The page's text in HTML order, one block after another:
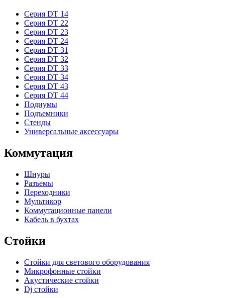
Серия DT 14
Серия DT 22
Серия DT 23
Серия DT 24
Серия DT 31
Серия DT 32
Серия DT 33
Серия DT 34
Серия DT 43
Серия DT 44
Подиумы
Подъемники
Стенды
Универсальные аксессуары
Коммутация
Шнуры
Разъемы
Переходники
Мультикор
Коммутационные панели
Кабель в бухтах
Стойки
Стойки для светового оборудования
Микрофонные стойки
Акустические стойки
Dj стойки